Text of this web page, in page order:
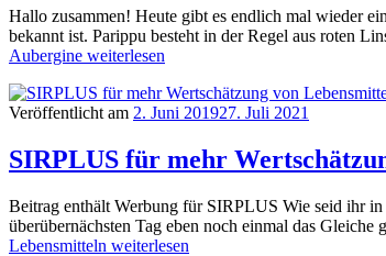
Hallo zusammen! Heute gibt es endlich mal wieder
bekannt ist. Parippu besteht in der Regel aus roten
Aubergine weiterlesen
Veröffentlicht am 2. Juni 201927. Juli 2021
SIRPLUS für mehr
Beitrag enthält Werbung für SIRPLUS Wie seid ihr in
überübernächsten Tag eben noch einmal das
Lebensmitteln weiterlesen